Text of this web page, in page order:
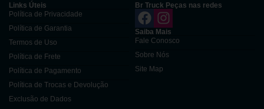
Links Úteis
Política de Privacidade
Política de Garantia
Termos de Uso
Política de Frete
Política de Pagamento
Política de Trocas e Devolução
Exclusão de Dados
Br Truck Peças nas redes
Saiba Mais
Fale Conosco
Sobre Nós
Site Map